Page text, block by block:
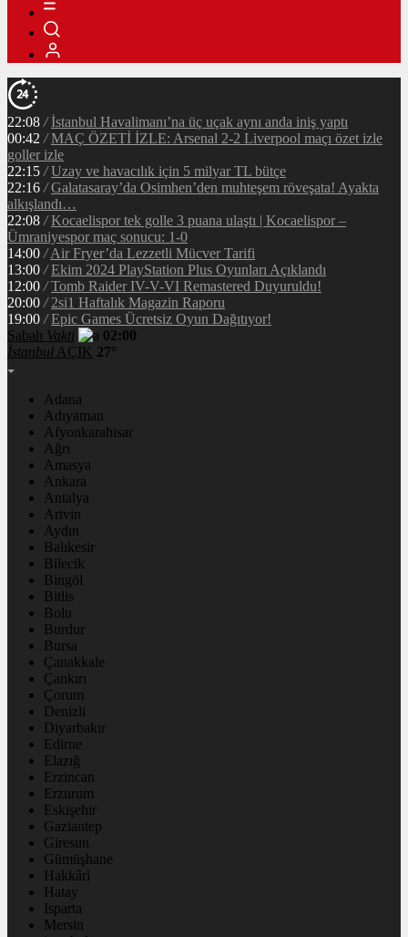
22:08 / İstanbul Havalimanı’na üç uçak aynı anda iniş yaptı
00:42 / MAÇ ÖZETİ İZLE: Arsenal 2-2 Liverpool maçı özet izle
goller izle
22:15 / Uzay ve havacılık için 5 milyar TL bütçe
22:16 / Galatasaray’da Osimhen’den muhteşem röveşata! Ayakta
alkışlandı…
22:08 / Kocaelispor tek golle 3 puana ulaştı | Kocaelispor –
Ümraniyespor maç sonucu: 1-0
14:00 / Air Fryer’da Lezzetli Mücver Tarifi
13:00 / Ekim 2024 PlayStation Plus Oyunları Açıklandı
12:00 / Tomb Raider IV-V-VI Remastered Duyuruldu!
20:00 / 2si1 Haftalık Magazin Raporu
19:00 / Epic Games Ücretsiz Oyun Dağıtıyor!
Sabah Vakti
02:00
İstanbul AÇIK 27°
Adana
Adıyaman
Afyonkarahisar
Ağrı
Amasya
Ankara
Antalya
Artvin
Aydın
Balıkesir
Bilecik
Bingöl
Bitlis
Bolu
Burdur
Bursa
Çanakkale
Çankırı
Çorum
Denizli
Diyarbakır
Edirne
Elazığ
Erzincan
Erzurum
Eskişehir
Gaziantep
Giresun
Gümüşhane
Hakkâri
Hatay
Isparta
Mersin